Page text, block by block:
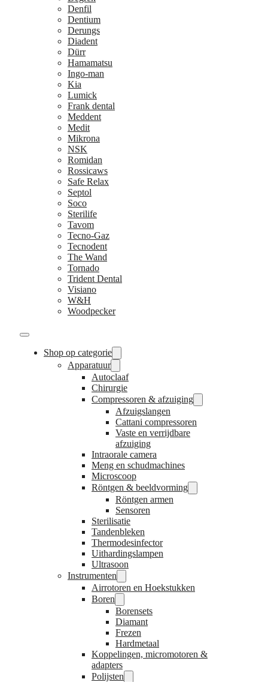
Denfil
Dentium
Derungs
Diadent
Dürr
Hamamatsu
Ingo-man
Kia
Lumick
Frank dental
Meddent
Medit
Mikrona
NSK
Romidan
Rossicaws
Safe Relax
Septol
Soco
Sterilife
Tavom
Tecno-Gaz
Tecnodent
The Wand
Tornado
Trident Dental
Visiano
W&H
Woodpecker
Shop op categorie
Apparatuur
Autoclaaf
Chirurgie
Compressoren & afzuiging
Afzuigslangen
Cattani compressoren
Vaste en verrijdbare
afzuiging
Intraorale camera
Meng en schudmachines
Microscoop
Röntgen & beeldvorming
Röntgen armen
Sensoren
Sterilisatie
Tandenbleken
Thermodesinfector
Uithardingslampen
Ultrasoon
Instrumenten
Airrotoren en Hoekstukken
Boren
Borensets
Diamant
Frezen
Hardmetaal
Koppelingen, micromotoren &
adapters
Polijsten